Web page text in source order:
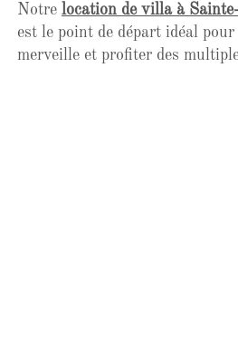
Notre location de villa à
est le point de départ idéal
merveille et profiter des